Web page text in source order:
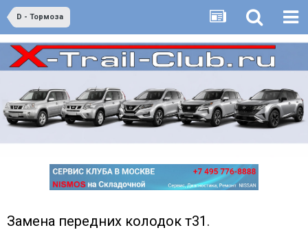
D - Тормоза
Замена передних колодок т31.